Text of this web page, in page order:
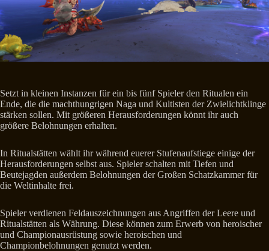
Setzt in kleinen Instanzen für ein bis fünf Spieler den Ritualen ein
Ende, die die machthungrigen Naga und Kultisten der Zwielichtklinge
stärken sollen. Mit größeren Herausforderungen könnt ihr auch
größere Belohnungen erhalten.
In Ritualstätten wählt ihr während euerer Stufenaufstiege einige der
Herausforderungen selbst aus. Spieler schalten mit Tiefen und
Beutejagden außerdem Belohnungen der Großen Schatzkammer für
die Weltinhalte frei.
Spieler verdienen Feldauszeichnungen aus Angriffen der Leere und
Ritualstätten als Währung. Diese können zum Erwerb von heroischer
und Championausrüstung sowie heroischen und
Championbelohnungen genutzt werden.